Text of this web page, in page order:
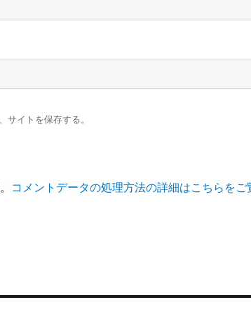
イトを保存する。
コメントデータの処理方法の詳細はこちらをご